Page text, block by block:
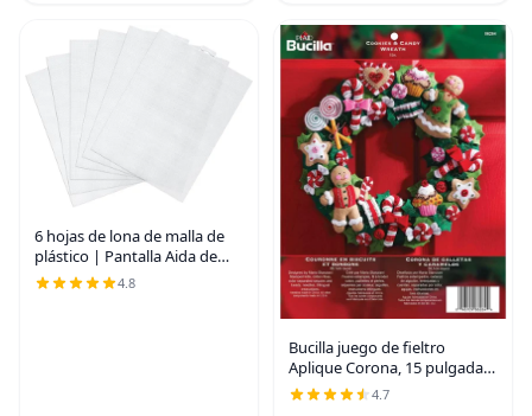
6 hojas de lona de malla de
plástico | Pantalla Aida de
punto de cruz transparente
de 14 quilates para
4.8
Bucilla juego de fieltro
Aplique Corona, 15 pulgadas
Ronda, 86264 Cookies &
Candy
4.7